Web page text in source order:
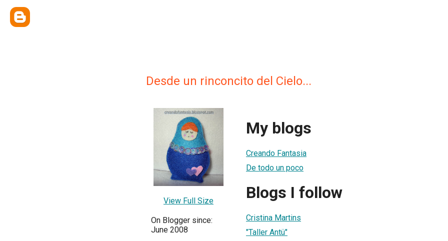
Desde un rinconcito del Cielo...
View Full Size
On Blogger since:
June 2008
My blogs
Creando Fantasia
De todo un poco
Blogs I follow
Cristina Martins
"Taller Antü"